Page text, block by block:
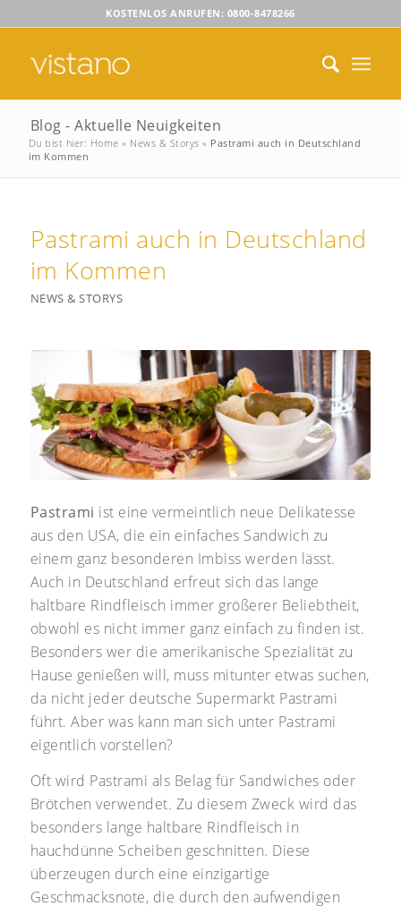
KOSTENLOS ANRUFEN: 0800-8478266
Blog - Aktuelle Neuigkeiten
Du bist hier: Home » News & Storys » Pastrami auch in Deutschland
im Kommen
Pastrami auch in Deutschland
im Kommen
NEWS & STORYS
Pastrami ist eine vermeintlich neue Delikatesse
aus den USA, die ein einfaches Sandwich zu
einem ganz besonderen Imbiss werden lässt.
Auch in Deutschland erfreut sich das lange
haltbare Rindfleisch immer größerer Beliebtheit,
obwohl es nicht immer ganz einfach zu finden ist.
Besonders wer die amerikanische Spezialität zu
Hause genießen will, muss mitunter etwas suchen,
da nicht jeder deutsche Supermarkt Pastrami
führt. Aber was kann man sich unter Pastrami
eigentlich vorstellen?
Oft wird Pastrami als Belag für Sandwiches oder
Brötchen verwendet. Zu diesem Zweck wird das
besonders lange haltbare Rindfleisch in
hauchdünne Scheiben geschnitten. Diese
überzeugen durch eine einzigartige
Geschmacksnote, die durch den aufwendigen